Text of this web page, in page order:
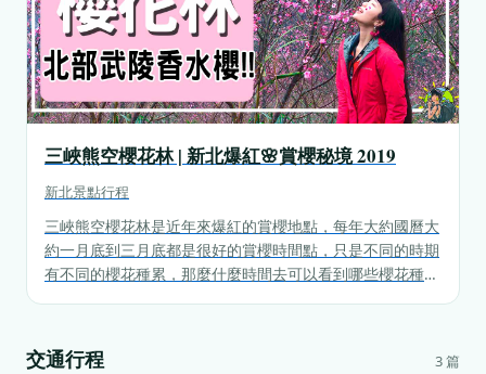
三峽熊空櫻花林 | 新北爆紅🌸賞櫻秘境 2019
新北景點行程
三峽熊空櫻花林是近年來爆紅的賞櫻地點，每年大約國曆大
約一月底到三月底都是很好的賞櫻時間點，只是不同的時期
有不同的櫻花種累，那麼什麼時間去可以看到哪些櫻花種
交通行程 3 篇